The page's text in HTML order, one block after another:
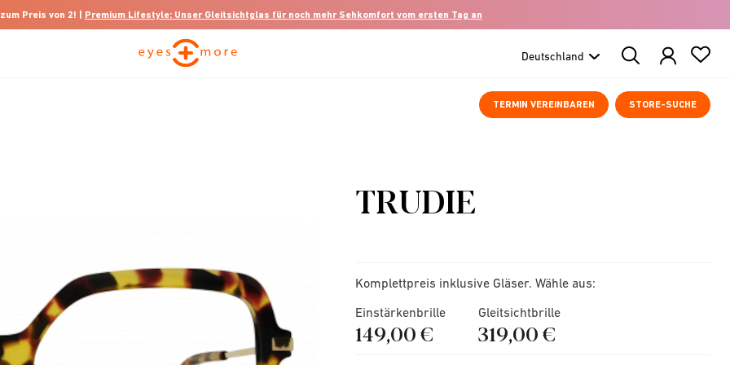
Preis von 2! | Premium Lifestyle: Unser Gleitsichtglas für noch mehr Sehkomfort vom ersten Tag an
Search
Products
TERMIN VEREINBAREN STORE-SUCHE
TRUDIE
Komplettpreis inklusive Gläser. Wähle aus:
Einstärkenbrille
149,00 €
Gleitsichtbrille
319,00 €